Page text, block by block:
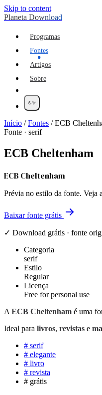
Skip to content
Planeta Download
Programas
Fontes
Artigos
Sobre
Início /Fontes /ECB
Fonte · serif
ECB Cheltenham
ECB Cheltenham
Prévia no estilo da fonte. Veja
Baixar fonte grátis
✓ Download grátis · fonte
Categoria
serif
Estilo
Regular
Licença
Free for personal use
A ECB Cheltenham é uma
Ideal para livros, revistas e
# serif
# elegante
# livro
# revista
# grátis